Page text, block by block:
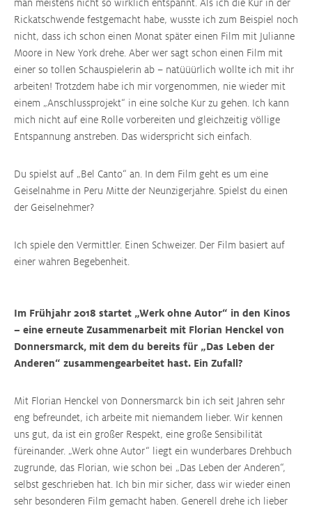
Rickatschwende festgemacht habe, wusste ich zum Beispiel noch
nicht, dass ich schon einen Monat später einen Film mit Julianne
Moore in New York drehe. Aber wer sagt schon einen Film mit
einer so tollen Schauspielerin ab – natüüürlich wollte ich mit ihr
arbeiten! Trotzdem habe ich mir vorgenommen, nie wieder mit
einem „Anschlussprojekt“ in eine solche Kur zu gehen. Ich kann
mich nicht auf eine Rolle vorbereiten und gleichzeitig völlige
Entspannung anstreben. Das widerspricht sich einfach.
Du spielst auf „Bel Canto“ an. In dem Film geht es um eine
Geiselnahme in Peru ­Mitte der Neunzigerjahre. Spielst du einen
der Geiselnehmer?
Ich spiele den Vermittler. Einen Schweizer. Der Film basiert auf
einer wahren Begebenheit.
Im Frühjahr 2018 startet „Werk ohne Autor“ in den Kinos
– eine erneute Zusammenarbeit mit Florian Henckel von
Donnersmarck, mit dem du bereits für „Das Leben der
Anderen“ zusammengearbeitet hast. Ein Zufall?
Mit Florian Henckel von Donnersmarck bin ich seit Jahren sehr
eng befreundet, ich arbeite mit niemandem lieber. Wir kennen
uns gut, da ist ein großer Respekt, eine große Sensibilität
füreinander. „Werk ohne Autor“ liegt ein wunderbares Drehbuch
zugrunde, das Florian, wie schon bei „Das Leben der Anderen“,
selbst geschrieben hat. Ich bin mir sicher, dass wir wieder einen
sehr besonderen Film gemacht haben. Generell drehe ich lieber